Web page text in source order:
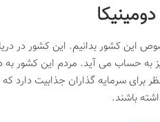
حساب می آید. مردم این کشور به
برای سرمایه گذاران جذابیت دارد
باشند.